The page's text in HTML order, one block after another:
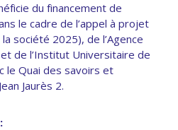
du financement de
le cadre de l’appel à projet
société 2025), de l’Agence
de l’Institut Universitaire de
le Quai des savoirs et
Jaurès 2.